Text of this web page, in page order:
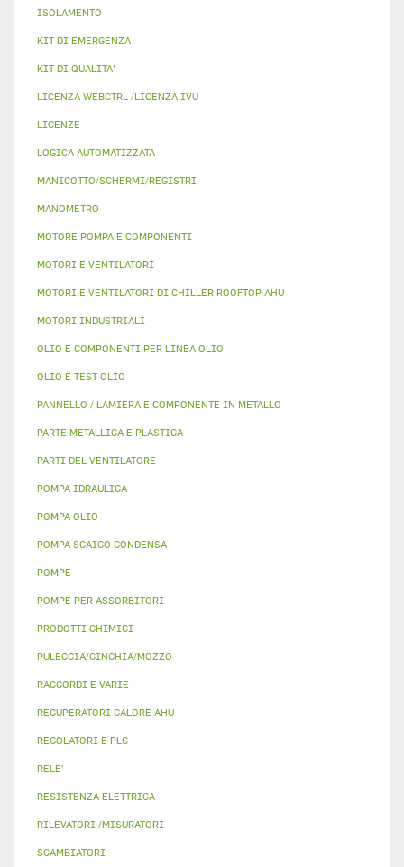
ISOLAMENTO
KIT DI EMERGENZA
KIT DI QUALITA'
LICENZA WEBCTRL /LICENZA IVU
LICENZE
LOGICA AUTOMATIZZATA
MANICOTTO/SCHERMI/REGISTRI
MANOMETRO
MOTORE POMPA E COMPONENTI
MOTORI E VENTILATORI
MOTORI E VENTILATORI DI CHILLER ROOFTOP AHU
MOTORI INDUSTRIALI
OLIO E COMPONENTI PER LINEA OLIO
OLIO E TEST OLIO
PANNELLO / LAMIERA E COMPONENTE IN METALLO
PARTE METALLICA E PLASTICA
PARTI DEL VENTILATORE
POMPA IDRAULICA
POMPA OLIO
POMPA SCAICO CONDENSA
POMPE
POMPE PER ASSORBITORI
PRODOTTI CHIMICI
PULEGGIA/CINGHIA/MOZZO
RACCORDI E VARIE
RECUPERATORI CALORE AHU
REGOLATORI E PLC
RELE'
RESISTENZA ELETTRICA
RILEVATORI /MISURATORI
SCAMBIATORI